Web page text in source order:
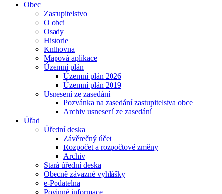
Obec
Zastupitelstvo
O obci
Osady
Historie
Knihovna
Mapová aplikace
Územní plán
Územní plán 2026
Územní plán 2019
Usnesení ze zasedání
Pozvánka na zasedání zastupitelstva obce
Archiv usnesení ze zasedání
Úřad
Úřední deska
Závěrečný účet
Rozpočet a rozpočtové změny
Archiv
Stará úřední deska
Obecně závazné vyhlášky
e-Podatelna
Povinné informace